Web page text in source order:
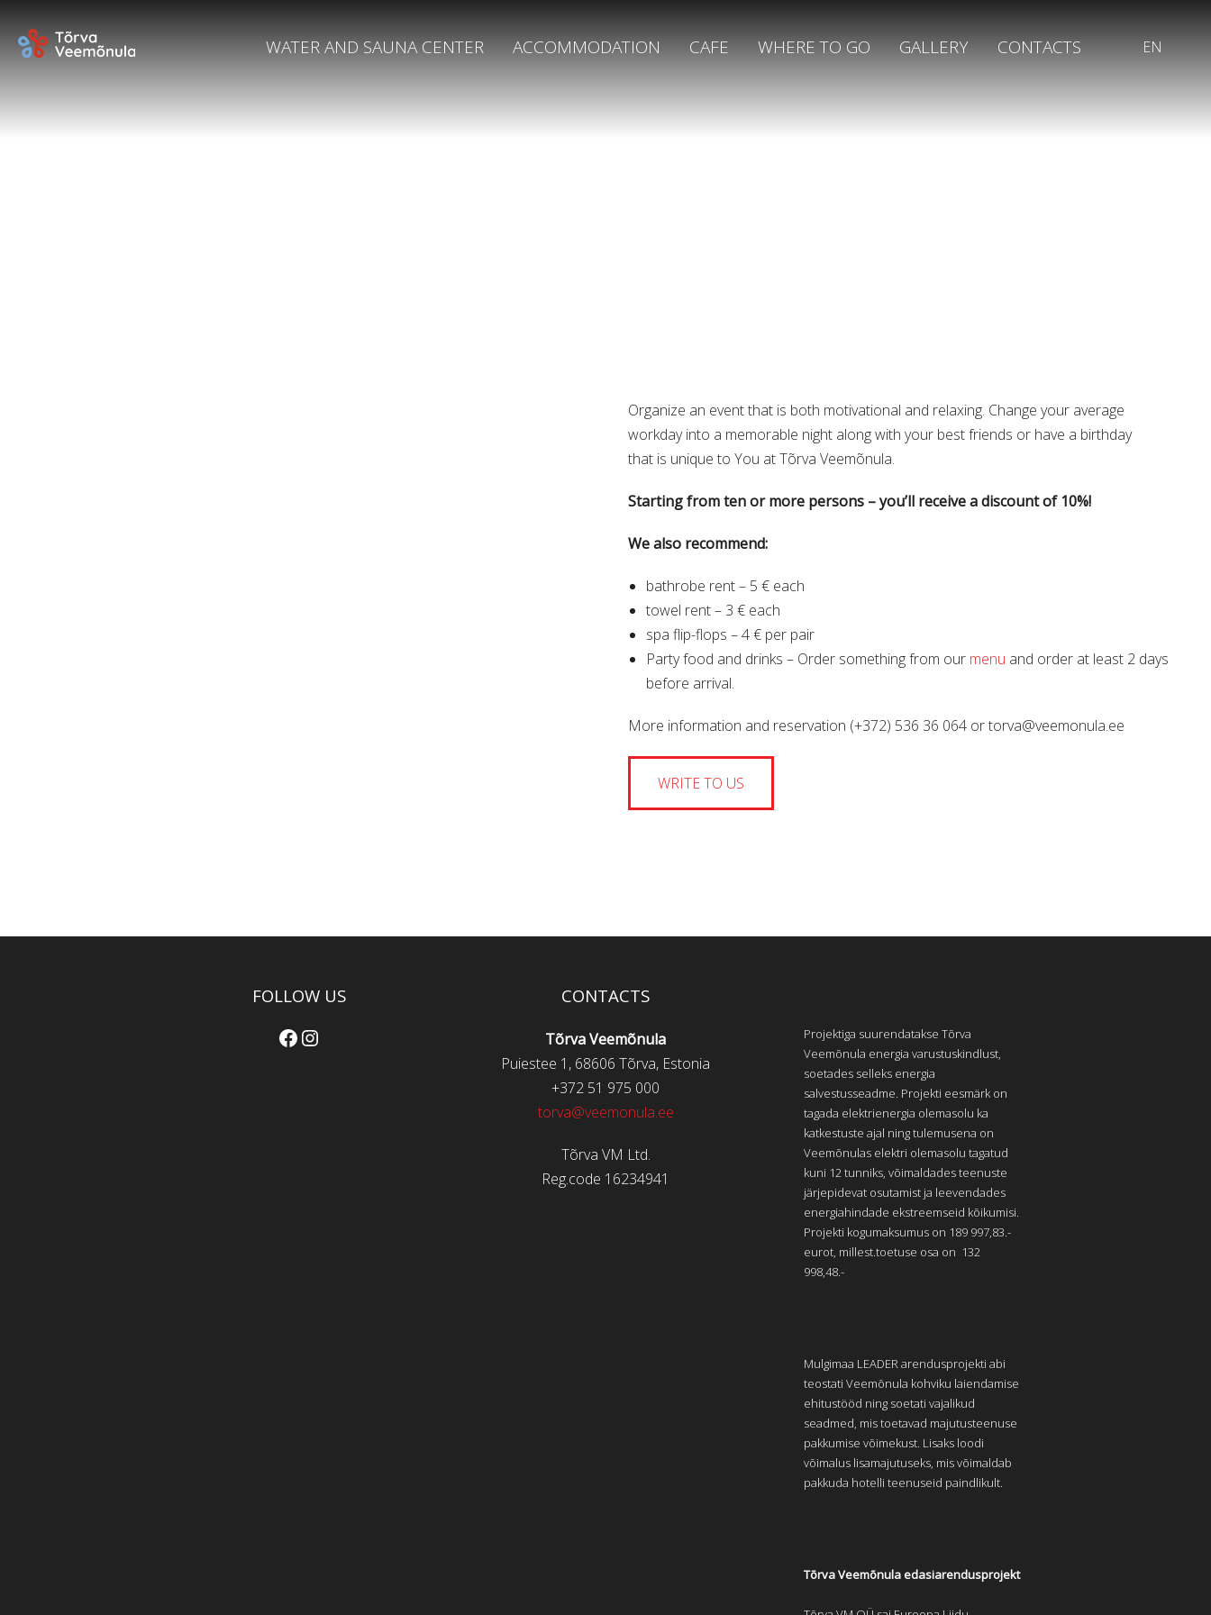
WATER AND SAUNA CENTER ACCOMMODATION CAFE WHERE TO GO GALLERY CONTACTS EN
Organize an event that is both motivational and relaxing. Change your average
workday into a memorable night along with your best friends or have a birthday
that is unique to You at Tõrva Veemõnula.
Starting from ten or more persons – you’ll receive a discount of 10%!
We also recommend:
bathrobe rent – 5 € each
towel rent – 3 € each
spa flip-flops – 4 € per pair
Party food and drinks – Order something from our menu and order at least 2 days
before arrival.
More information and reservation (+372) 536 36 064 or torva@veemonula.ee
WRITE TO US
FOLLOW US
Facebook
Instagram
CONTACTS
Tõrva Veemõnula
Puiestee 1, 68606 Tõrva, Estonia
+372 51 975 000
torva@veemonula.ee
Tõrva VM Ltd.
Reg.code 16234941
Projektiga suurendatakse Tõrva
Veemõnula energia varustuskindlust,
soetades selleks energia
salvestusseadme. Projekti eesmärk on
tagada elektrienergia olemasolu ka
katkestuste ajal ning tulemusena on
Veemõnulas elektri olemasolu tagatud
kuni 12 tunniks, võimaldades teenuste
järjepidevat osutamist ja leevendades
energiahindade ekstreemseid kõikumisi.
Projekti kogumaksumus on 189 997,83.-
eurot, millest.toetuse osa on 132
998,48.-
Mulgimaa LEADER arendusprojekti abi
teostati Veemõnula kohviku laiendamise
ehitustööd ning soetati vajalikud
seadmed, mis toetavad majutusteenuse
pakkumise võimekust. Lisaks loodi
võimalus lisamajutuseks, mis võimaldab
pakkuda hotelli teenuseid paindlikult.
Tõrva Veemõnula edasiarendusprojekt